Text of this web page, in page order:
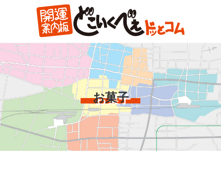
ン
ツ
本
文
へ
ス
キ
ッ
お菓子